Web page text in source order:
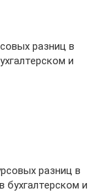
разниц в
и
разниц в
бухгалтерском и